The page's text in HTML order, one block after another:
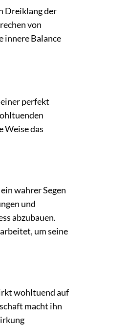
Dreiklang der
von
innere Balance
perfekt
Weise das
wahrer Segen
und
abzubauen.
um seine
wohltuend auf
macht ihn